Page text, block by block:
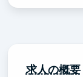
求人の概要